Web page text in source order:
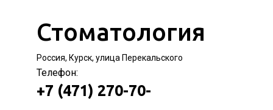
Стоматология
Россия, Курск, улица Перекальского
Телефон:
+7 (471) 270-70-